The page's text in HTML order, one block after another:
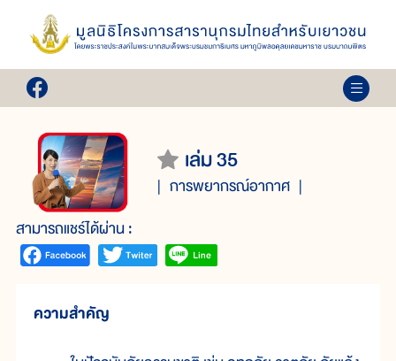
เล่ม 35
การพยากรณ์อากาศ
สามารถแชร์ได้ผ่าน :
ความสำคัญ